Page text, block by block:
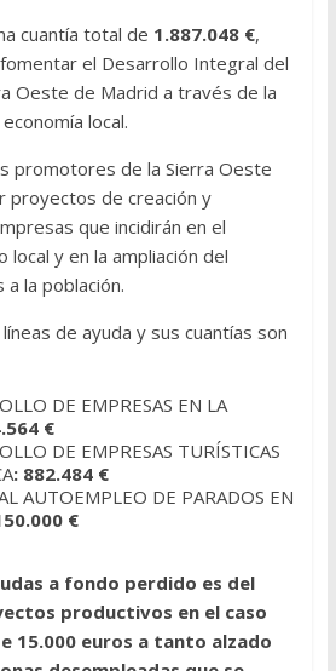
cuantía total de 1.887.048 €,
el Desarrollo Integral del
Oeste de Madrid a través de la
local.
promotores de la Sierra Oeste
proyectos de creación y
que incidirán en el
local y en la ampliación del
la población.
de ayuda y sus cuantías son
DE EMPRESAS EN LA
€
DE EMPRESAS TURÍSTICAS
: 882.484 €
AUTOEMPLEO DE PARADOS EN
€
a fondo perdido es del
productivos en el caso
15.000 euros a tanto alzado